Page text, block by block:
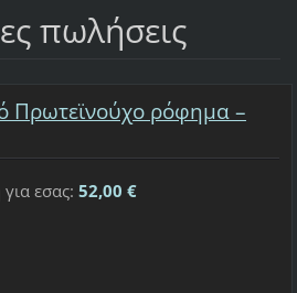
πωλήσεις
Πρωτεϊνούχο ρόφημα –
για εσας: 52,00 €